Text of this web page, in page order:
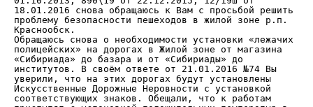
18.01.2016 снова обращаюсь к Вам с просьбой решить
проблему безопасности пешеходов в жилой зоне р.п.
Краснообск.
Обращаюсь снова о необходимости установки «лежачих
полицейских» на дорогах в Жилой зоне от магазина
«Сибириада» до базара и от «Сибириады» до
институтов. В своём ответе от 21.01.2016 №74 Вы
уверили, что на этих дорогах будут установлены
Искусственные Дорожные Неровности с установкой
соответствующих знаков. Обещали, что к работам